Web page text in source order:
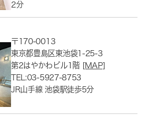
2分
〒170-0013
東京都豊島区東池袋1-25-3
第2はやかわビル1階 [MAP]
TEL:03-5927-8753
JR山手線 池袋駅徒歩5分